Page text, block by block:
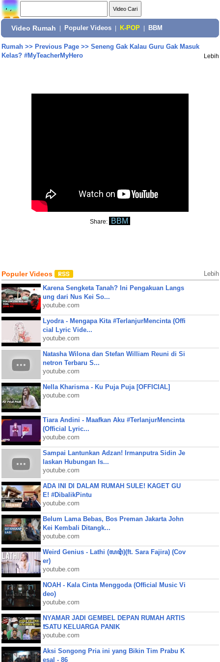
Video Rumah Populer Videos K-POP BBM
Rumah>> Previous Page>> Seneng Gak Kalau Guru Gak Masuk
Kelas? #MyTeacherMyHero
Lebih
Share: BBM
Populer Videos Lebih
Karena Sengketa Tanah? Ini Pengakuan Langs
ung dari Nus Kei So...
youtube.com
Lyodra - Mengapa Kita #TerlanjurMencinta (Offi
cial Lyric Vide...
youtube.com
Natasha Wilona dan Stefan William Reuni di Si
netron Terbaru S...
youtube.com
Nella Kharisma - Ku Puja Puja [OFFICIAL]
youtube.com
Tiara Andini - Maafkan Aku #TerlanjurMencinta
(Official Lyric...
youtube.com
Sampai Lantunkan Adzan! Irmanputra Sidin Je
laskan Hubungan Is...
youtube.com
ADA INI DI DALAM RUMAH SULE! KAGET GU
E! #DibalikPintu
youtube.com
Belum Lama Bebas, Bos Preman Jakarta John
Kei Kembali Ditangk...
youtube.com
Weird Genius - Lathi (ꦭꦛꦶ)(ft. Sara Fajira) (Cov
er)
youtube.com
NOAH - Kala Cinta Menggoda (Official Music Vi
deo)
youtube.com
NYAMAR JADI GEMBEL DEPAN RUMAH ARTIS
❗SATU KELUARGA PANIK
youtube.com
Aksi Songong Pria ini yang Bikin Tim Prabu K
esal - 86